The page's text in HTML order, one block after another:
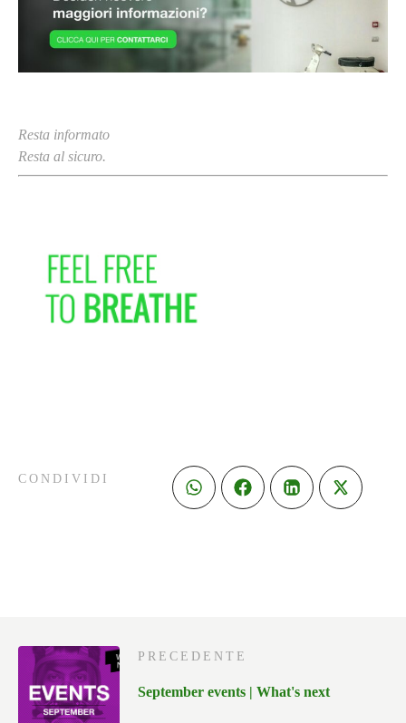
CONDIVIDI
Resta informato
Resta al sicuro.
PRECEDENTE
September events | What's next